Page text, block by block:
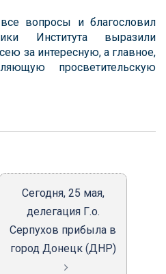
вопросы и благословил
Института выразили
за интересную, а главное,
просветительскую
Сегодня, 25 мая,
делегация Г.о.
Серпухов прибыла в
город Донецк (ДНР)